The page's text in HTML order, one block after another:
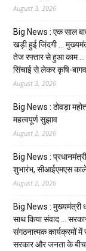
August 3, 2026
Big News : एक साल
खड़ी हुई जिंदगी …
तेज रफ्तार से हुआ काम …
सिंचाई से लेकर कृषि-
August 3, 2026
Big News : ठोवड़ा
महत्वपूर्ण सुझाव
August 2, 2026
Big News : प्रधानमंत्री
शुभारंभ, सीआईएमएस
August 2, 2026
Big News : मुख्यमंत्री
साथ किया संवाद …
संगठनात्मक कार्यक्रमों में
सरकार और जनता के